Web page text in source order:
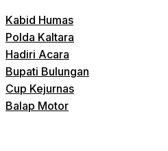
Kabid Humas
Polda Kaltara
Hadiri Acara
Bupati Bulungan
Cup Kejurnas
Balap Motor